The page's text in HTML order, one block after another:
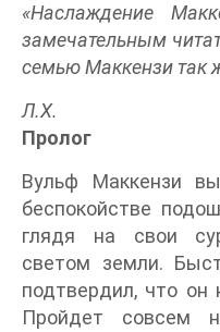
«Наслаждение
замечательным
семью Маккензи так
Л.Х.
Пролог
Вульф Маккензи
беспокойстве
глядя на свои
светом земли.
подтвердил, что он
Пройдет совсем